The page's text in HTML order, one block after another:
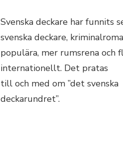
Svenska deckare har funnits
svenska deckare,
populära, mer rumsrena och
internationellt. Det pratas
till och med om ”det svenska
deckarundret”.